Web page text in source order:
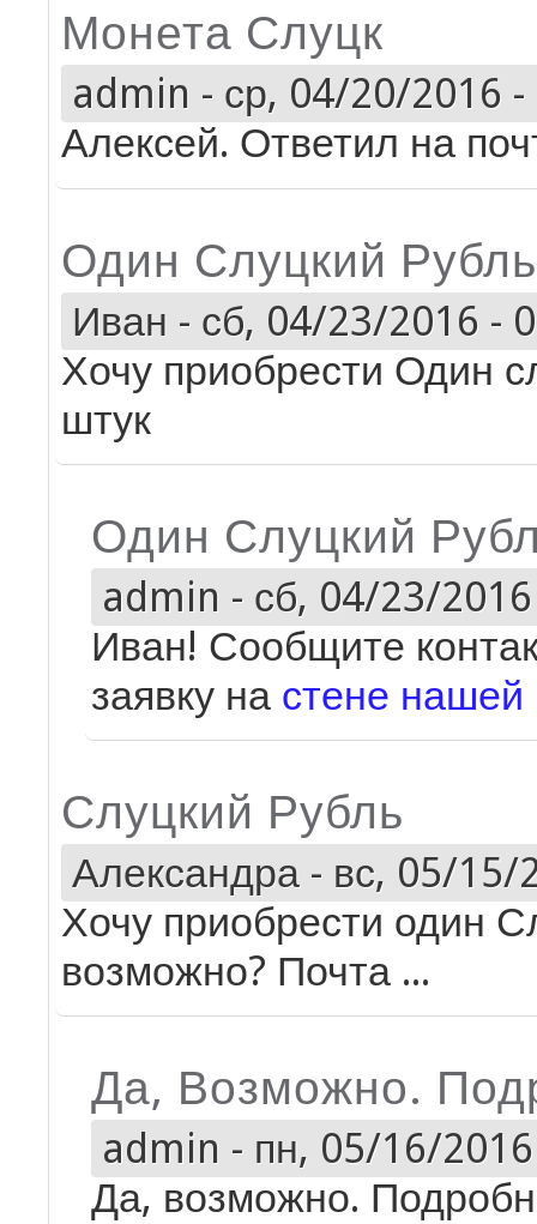
Монета Слуцк
admin - ср, 04/20/2016 -
Алексей. Ответил на
Один Слуцкий Рубль
Иван - сб, 04/23/2016 -
Хочу приобрести Один
штук
Один Слуцкий
admin - сб, 04/23/
Иван! Сообщите
заявку на стене нашей
Слуцкий Рубль
Александра - вс, 05/15/
Хочу приобрести один
возможно? Почта ...
Да, Возможно.
admin - пн, 05/16/
Да, возможно.